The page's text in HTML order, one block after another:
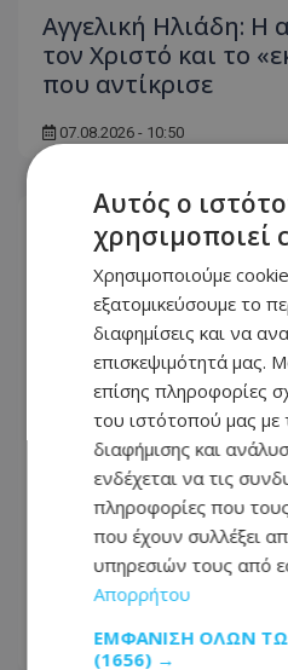
Αγγελική Ηλιάδη: Η
τον Χριστό και το
που αντίκρισε
07.08.2026 - 10:50
«Κόλαφος» η
κατά της
Απειλεί ότι θα
07.08.2026 - 10:46
Αυτός ο
χρησιμοποιεί
Χρησιμοποιούμε
εξατομικεύσουμε το
διαφημίσεις και να
επισκεψιμότητά μας.
επίσης πληροφορίες
του ιστότοπού μας με
διαφήμισης και
ενδέχεται να τις
πληροφορίες που
που έχουν συλλέξει
υπηρεσιών τους από
Απορρήτου
ΕΜΦΆΝΙΣΗ ΌΛΩΝ
(1656) →